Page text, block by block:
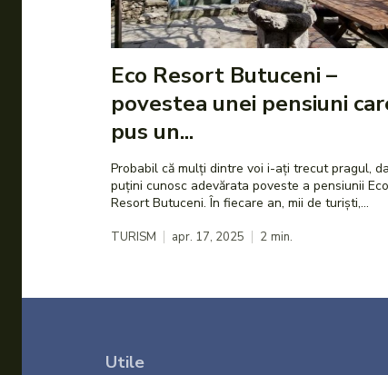
Eco Resort Butuceni –
povestea unei pensiuni
pus un...
Probabil că mulți dintre voi i-ați trecut pragul,
puțini cunosc adevărata poveste a pensiunii Eco
Resort Butuceni. În fiecare an, mii de turiști,...
TURISM apr. 17, 2025 2 min.
Utile